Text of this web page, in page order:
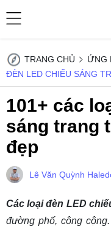
TRANG CHỦ ỨNG
ĐÈN LED CHIẾU SÁNG
101+ các
sáng trang
đẹp
Lê Văn Quỳnh
Các loại đèn LED
đường phố, công